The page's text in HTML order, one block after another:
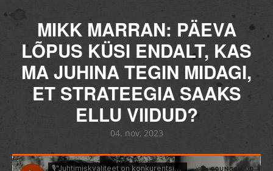
MIKK MARRAN: PÄEVA
LÕPUS KÜSI ENDALT, KAS
MA JUHINA TEGIN MIDAGI,
ET STRATEEGIA SAAKS
ELLU VIIDUD?
04. nov, 2023